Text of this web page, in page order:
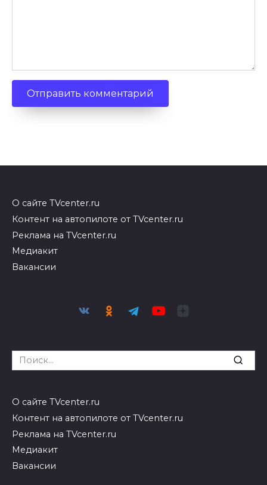
О сайте TVcenter.ru
Контент на автопилоте от TVcenter.ru
Реклама на TVcenter.ru
Медиакит
Вакансии
Search
for:
О сайте TVcenter.ru
Контент на автопилоте от TVcenter.ru
Реклама на TVcenter.ru
Медиакит
Вакансии